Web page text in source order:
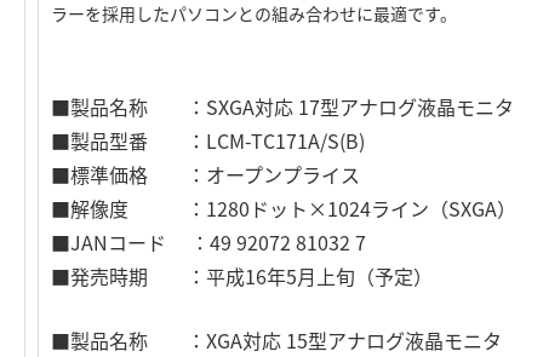
ラーを採用したパソコンとの組み合わせに最適です。
■製品名称 ：SXGA対応 17型アナログ液晶モニタ
■製品型番 ：LCM-TC171A/S(B)
■標準価格 ：オープンプライス
■解像度 ：1280ドット×1024ライン（SXGA）
■JANコード ：49 92072 81032 7
■発売時期 ：平成16年5月上旬（予定）
■製品名称 ：XGA対応 15型アナログ液晶モニタ